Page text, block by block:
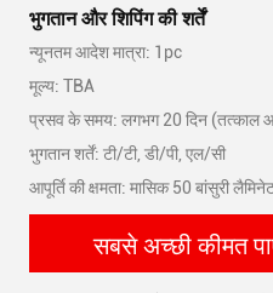
भुगतान और शिपिंग की शर्तें
न्यूनतम आदेश मात्रा: 1pc
मूल्य: TBA
प्रसव के समय: लगभग 20 दिन (तत्काल
भुगतान शर्तें: टी/टी, डी/पी, एल/सी
आपूर्ति की क्षमता: मासिक 50 बांसुरी
सबसे अच्छी कीमत